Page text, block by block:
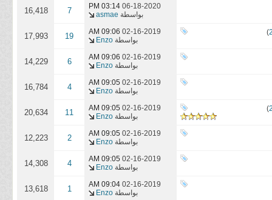
06-18-2020
03:14 PM
بواسطة asmae
7
16,418
)
02-16-2019
09:06 AM
بواسطة Enzo
19
17,993
02-16-2019
09:06 AM
بواسطة Enzo
6
14,229
02-16-2019
09:05 AM
بواسطة Enzo
4
16,784
)
02-16-2019
09:05 AM
بواسطة Enzo
11
20,634
02-16-2019
09:05 AM
بواسطة Enzo
2
12,223
02-16-2019
09:05 AM
بواسطة Enzo
4
14,308
02-16-2019
09:04 AM
بواسطة Enzo
1
13,618